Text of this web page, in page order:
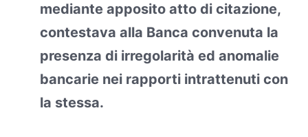
mediante apposito atto di citazione,
contestava alla Banca convenuta la
presenza di irregolarità ed anomalie
bancarie nei rapporti intrattenuti con
la stessa.